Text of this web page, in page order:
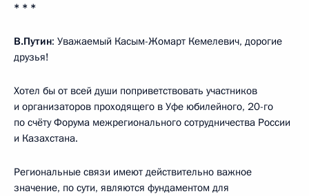
* * *
В.Путин: Уважаемый Касым-Жомарт Кемелевич, дорогие
друзья!
Хотел бы от всей души поприветствовать участников
и организаторов проходящего в Уфе юбилейного, 20-го
по счёту Форума межрегионального сотрудничества России
и Казахстана.
Региональные связи имеют действительно важное
значение, по сути, являются фундаментом для